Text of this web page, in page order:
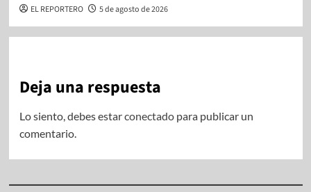
EL REPORTERO 5 de agosto de 2026
Deja una respuesta
Lo siento, debes estarconectadopara publicar un
comentario.